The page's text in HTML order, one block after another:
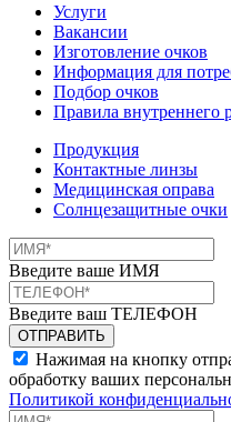
Услуги
Вакансии
Изготовление очков
Информация для
Подбор очков
Правила внутреннего
Продукция
Контактные линзы
Медицинская оправа
Солнцезащитные очки
Введите ваше ИМЯ
Введите ваш ТЕЛЕФОН
Нажимая на кнопку
обработку ваших
Политикой